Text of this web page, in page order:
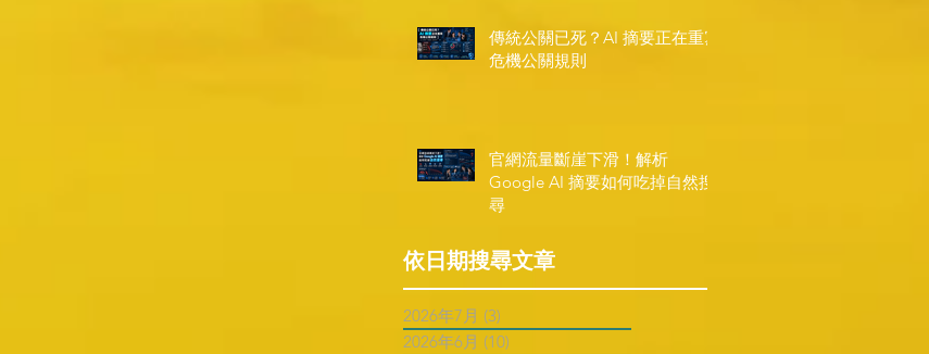
傳統公關已死？AI 摘要正在重寫
危機公關規則
官網流量斷崖下滑！解析
Google AI 摘要如何吃掉自然搜
尋
依日期搜尋文章
2026年7月 (3)
2026年6月 (10)